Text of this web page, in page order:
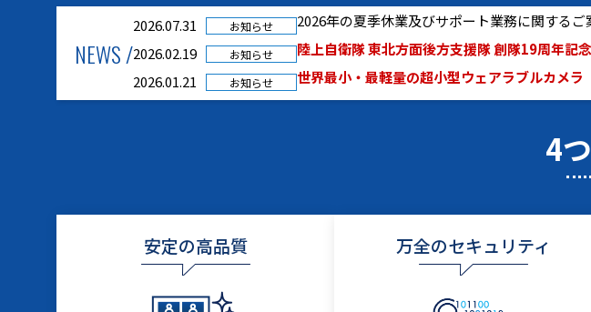
NEWS /
2026.07.31 お知らせ
2026年の夏季休業及びサポート業務に関するご
2026.02.19
お知らせ
陸上自衛隊 東北方面後方支援隊 創隊19周年
2026.01.21
お知らせ 世界最小・最軽量の超小型ウェアラブルカメ
4
安定の高品質 万全のセキュリティ